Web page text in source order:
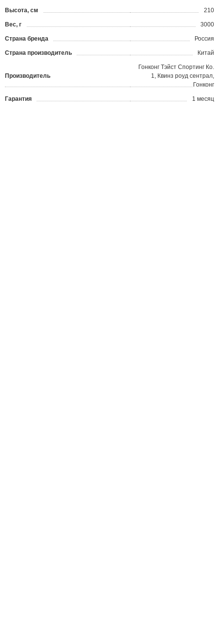
Высота, см 210
Вес, г 3000
Страна бренда Россия
Страна производитель Китай
Производитель
Гонконг Тэйст Спортинг Ко.
1, Квинз роуд сентрал,
Гонконг
Гарантия 1 месяц